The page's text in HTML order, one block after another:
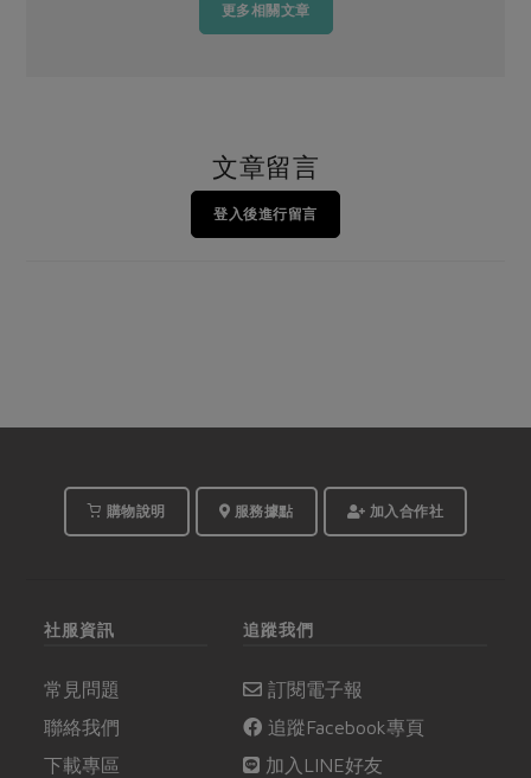
更多相關文章
文章留言
登入後進行留言
購物說明 服務據點 加入合作社
社服資訊
常見問題
聯絡我們
下載專區
追蹤我們
訂閱電子報
追蹤Facebook專頁
加入LINE好友